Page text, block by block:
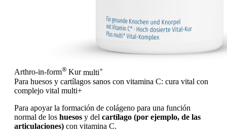
Arthro-in-form® Kurmulti+
Para huesos y cartílagos sanos con vitamina C: cura vital con
complejo vital multi+
Para apoyar la formación de colágeno para una función
normal de los huesos y del cartílago (por ejemplo, de las
articulaciones) con vitamina C.